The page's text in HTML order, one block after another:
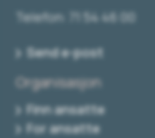
Telefon: 71 54 46 00
Send e-post
Organisasjon
Finn ansatte
For ansatte